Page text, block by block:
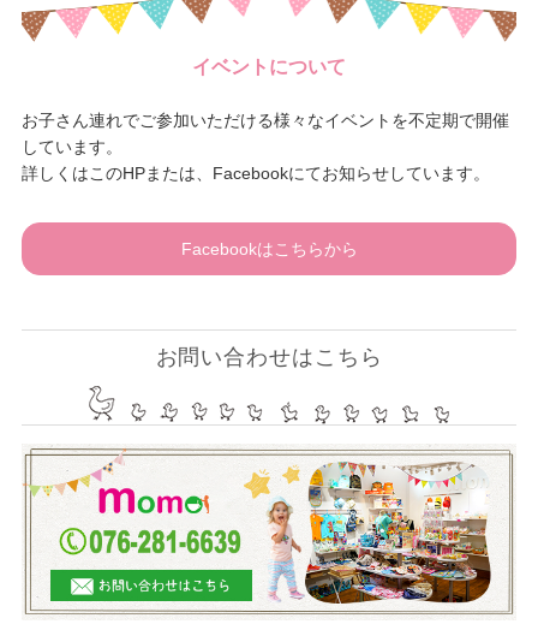
イベントについて
お子さん連れでご参加いただける様々なイベントを不定期で開催
しています。
詳しくはこのHPまたは、Facebookにてお知らせしています。
Facebookはこちらから
お問い合わせはこちら